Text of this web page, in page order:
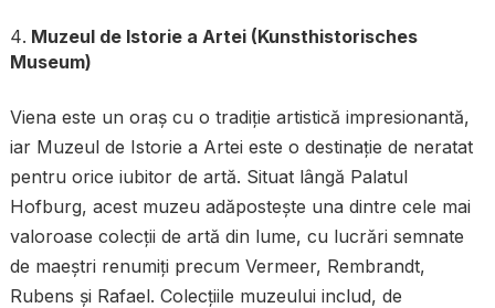
Muzeul de Istorie a Artei (Kunsthistorisches
Museum)
Viena este un oraș cu o tradiție artistică impresionantă,
iar Muzeul de Istorie a Artei este o destinație de neratat
pentru orice iubitor de artă. Situat lângă Palatul
Hofburg, acest muzeu adăpostește una dintre cele mai
valoroase colecții de artă din lume, cu lucrări semnate
de maeștri renumiți precum Vermeer, Rembrandt,
Rubens și Rafael. Colecțiile muzeului includ, de